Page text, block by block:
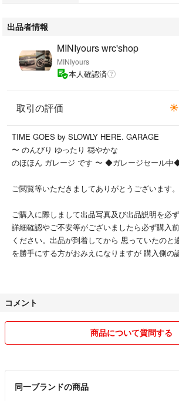
出品者情報
MINIyours wrc'shop
MINIyours
本人確認済
取引の評価
TIME GOES by SLOWLY HERE. GARAGE
〜 のんびり ゆったり 穏やかな
のほほん ガレージ です 〜 ◆ガレージセール
ご閲覧等いただきましてありがとうございます。
ご購入に際しまして出品写真及び出品説明を必
詳細確認やご不安等がございましたら必ず購入
ください。出品が到着してから 思っていたのと
を勝手にする方がおみえになりますが 購入側の
けておりませんので予めご了承ください。
【当方に悪い評価をされた方】
当方に良くない評価
☂️「クロ」
「クロ」さんは、
コメント
商品について質問する
同一ブランドの商品